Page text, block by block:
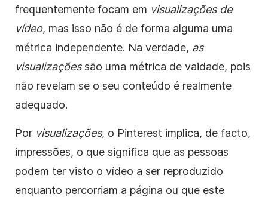
frequentemente focam em visualizações de
vídeo, mas isso não é de forma alguma uma
métrica independente. Na verdade, as
visualizaçõessão uma métrica de vaidade, pois
não revelam se o seu conteúdo é realmente
adequado.
Por visualizações, o Pinterest implica, de facto,
impressões, o que significa que as pessoas
podem ter visto o vídeo a ser reproduzido
enquanto percorriam a página ou que este